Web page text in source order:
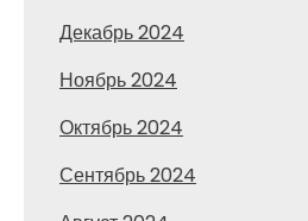
Декабрь 2024
Ноябрь 2024
Октябрь 2024
Сентябрь 2024